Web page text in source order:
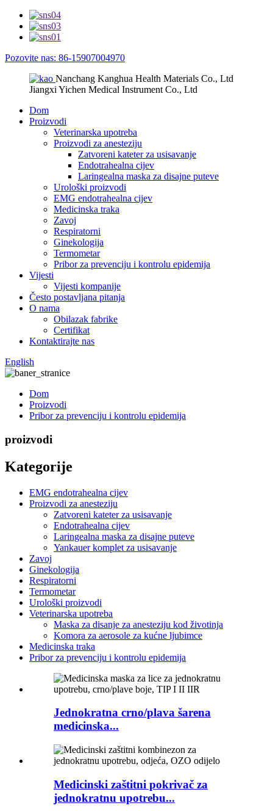
Pozovite nas: 86-15907004970
Nanchang Kanghua Health Materials Co., Ltd
Jiangxi Yichen Medical Instrument Co., Ltd
Dom
Proizvodi
Veterinarska upotreba
Proizvodi za anesteziju
Zatvoreni kateter za usisavanje
Endotrahealna cijev
Laringealna maska ​​za disajne puteve
Urološki proizvodi
EMG endotrahealna cijev
Medicinska traka
Zavoj
Respiratorni
Ginekologija
Termometar
Pribor za prevenciju i kontrolu epidemija
Vijesti
Vijesti kompanije
Često postavljana pitanja
O nama
Obilazak fabrike
Certifikat
Kontaktirajte nas
English
Dom
Proizvodi
Pribor za prevenciju i kontrolu epidemija
proizvodi
Kategorije
EMG endotrahealna cijev
Proizvodi za anesteziju
Zatvoreni kateter za usisavanje
Endotrahealna cijev
Laringealna maska ​​za disajne puteve
Yankauer komplet za usisavanje
Zavoj
Ginekologija
Respiratorni
Termometar
Urološki proizvodi
Veterinarska upotreba
Maska za disanje za anesteziju kod životinja
Komora za aerosole za kućne ljubimce
Medicinska traka
Pribor za prevenciju i kontrolu epidemija
Jednokratna crno/plava šarena
medicinska...
Medicinski zaštitni pokrivač za
jednokratnu upotrebu...